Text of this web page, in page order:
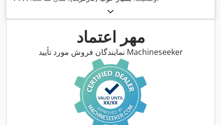
مهر اعتماد
نمایندگان فروش مورد تأیید Machineseeker